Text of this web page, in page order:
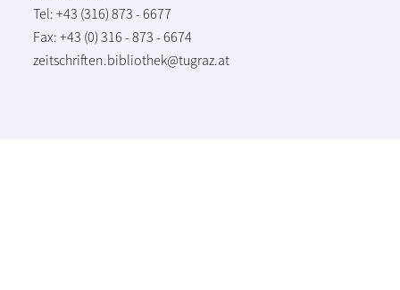
Tel: +43 (316) 873 - 6677
Fax: +43 (0) 316 - 873 - 6674
zeitschriften.bibliothek@tugraz.at